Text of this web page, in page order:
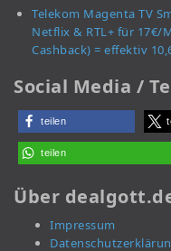
Telekom Magenta TV
Netflix & RTL+ für 17€/
Cashback) = effektiv
Social Media /
teilen
teilen
Über
Impressum